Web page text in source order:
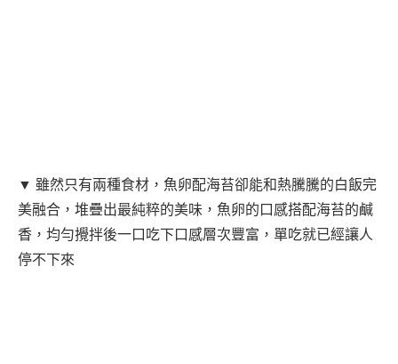
▼ 雖然只有兩種食材，魚卵配海苔卻能和熱騰騰的白飯完
美融合，堆疊出最純粹的美味，魚卵的口感搭配海苔的鹹
香，均勻攪拌後一口吃下口感層次豐富，單吃就已經讓人
停不下來